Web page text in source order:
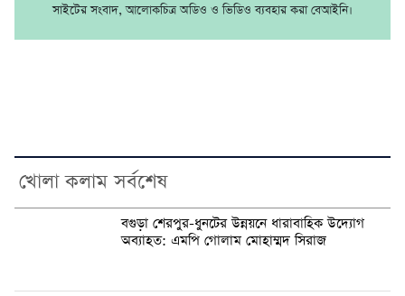
সাইটের সংবাদ, আলোকচিত্র অডিও ও ভিডিও ব্যবহার করা বেআইনি।
খোলা কলাম সর্বশেষ
বগুড়া শেরপুর-ধুনটের উন্নয়নে ধারাবাহিক উদ্যোগ
অব্যাহত: এমপি গোলাম মোহাম্মদ সিরাজ